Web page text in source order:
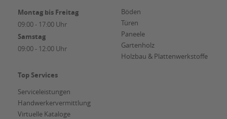
Montag bis Freitag
09:00 - 17:00 Uhr
Samstag
09:00 - 12:00 Uhr
Böden
Türen
Paneele
Gartenholz
Holzbau & Plattenwerkstoffe
Top Services
Serviceleistungen
Handwerkervermittlung
Virtuelle Kataloge